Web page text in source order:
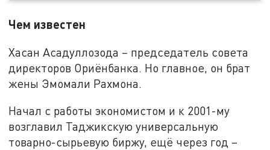
Чем известен
Хасан Асадуллозода – председатель совета
директоров Ориёнбанка. Но главное, он брат
жены Эмомали Рахмона.
Начал с работы экономистом и к 2001-му
возглавил Таджикскую универсальную
товарно-сырьевую биржу, ещё через год –